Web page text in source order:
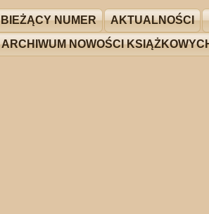
BIEŻĄCY NUMER AKTUALNOŚCI
ARCHIWUM NOWOŚCI